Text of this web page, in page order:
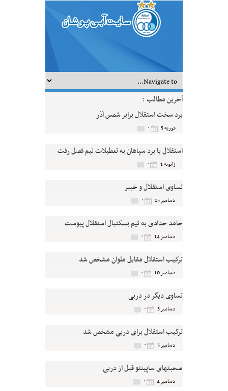
آخرین مطالب :
برد سخت استقلال برابر شمس آذر
فوریه 5 ۰
استقلال با برد سپاهان به تعطیلات نیم فصل رفت
ژانویه 1 ۰
تساوی استقلال و خیبر
دسامبر 15 ۰
حامد حدادی به تیم بسکتبال استقلال پیوست
دسامبر 14 ۰
ترکیب استقلال مقابل ملوان مشخص شد
دسامبر 10 ۰
تساوی دیگر در دربی
دسامبر 5 ۰
ترکیب استقلال برای دربی مشخص شد
دسامبر 5 ۰
صحبتهای ساپینتو قبل از دربی
دسامبر 4 ۰